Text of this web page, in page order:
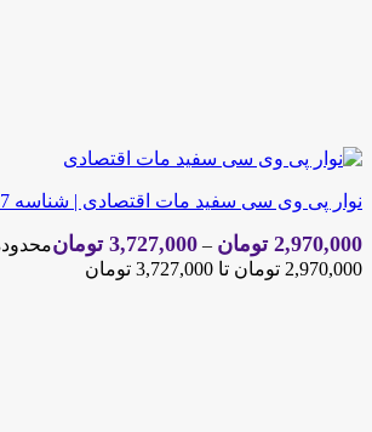
نوار پی وی سی سفید مات اقتصادی | شناسه 1517
2,970,000 تومان –
3,727,000 تومان
2,970,000 تومان تا 3,727,000 تومان